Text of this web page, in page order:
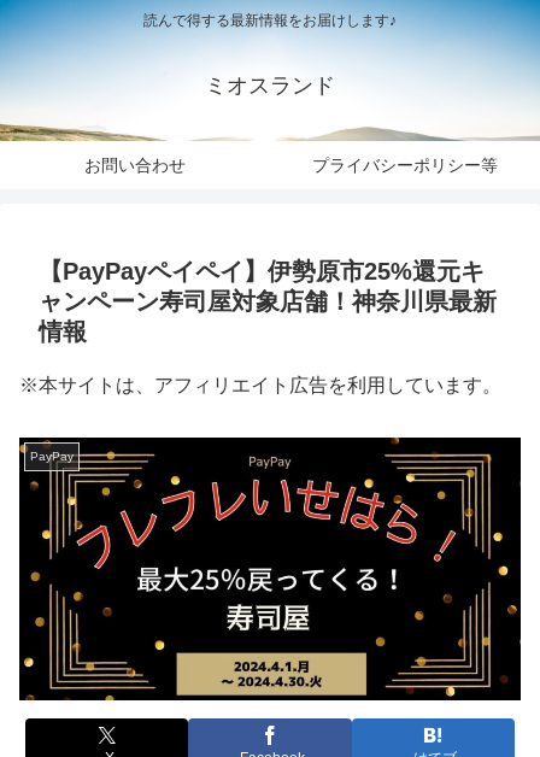
読んで得する最新情報をお届けします♪
ミオスランド
お問い合わせ プライバシーポリシー等
【PayPayペイペイ】伊勢原市25%還元キ
ャンペーン寿司屋対象店舗！神奈川県最新
情報
※本サイトは、アフィリエイト広告を利用しています。
PayPay